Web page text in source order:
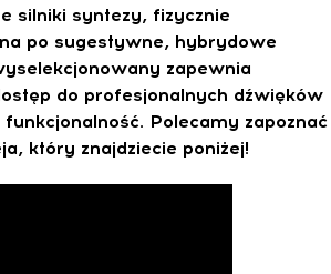
silniki syntezy, fizycznie
po sugestywne, hybrydowe
zapewnia
do profesjonalnych dźwięków
Polecamy zapoznać
który znajdziecie poniżej!